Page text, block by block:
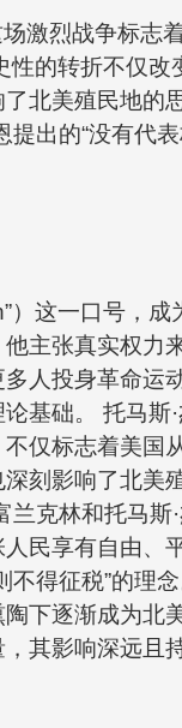
激烈战争标志
性的转折不仅改
北美殖民地的
提出的“没有代
）这一口号，成
主张真实权力
人投身革命运
基础。 托马斯
不仅标志着美国
刻影响了北美
兰克林和托马斯
人民享有自由、
不得征税”的理
下逐渐成为北
其影响深远且